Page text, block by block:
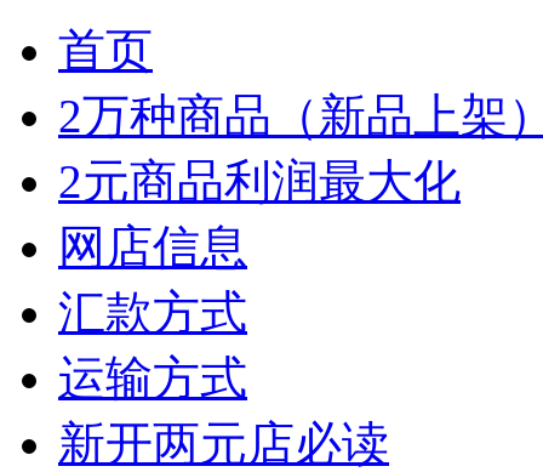
首页
2万种商品（新品上架
2元商品利润最大化
网店信息
汇款方式
运输方式
新开两元店必读